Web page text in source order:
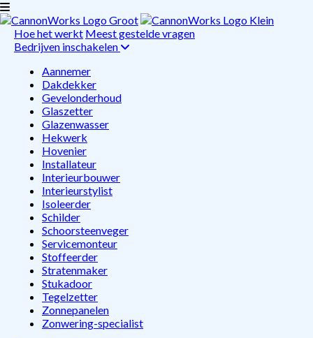
Hoe het werkt Meest gestelde vragen
Bedrijven inschakelen
Aannemer
Dakdekker
Gevelonderhoud
Glaszetter
Glazenwasser
Hekwerk
Hovenier
Installateur
Interieurbouwer
Interieurstylist
Isoleerder
Schilder
Schoorsteenveger
Servicemonteur
Stoffeerder
Stratenmaker
Stukadoor
Tegelzetter
Zonnepanelen
Zonwering-specialist